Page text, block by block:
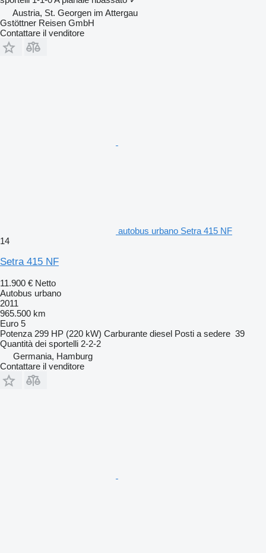
Austria, St. Georgen im Attergau
Gstöttner Reisen GmbH
Contattare il venditore
autobus urbano Setra 415 NF
14
Setra 415 NF
11.900 € Netto
Autobus urbano
2011
965.500 km
Euro 5
Potenza 299 HP (220 kW) Carburante diesel Posti a sedere 39
Quantità dei sportelli 2-2-2
Germania, Hamburg
Contattare il venditore